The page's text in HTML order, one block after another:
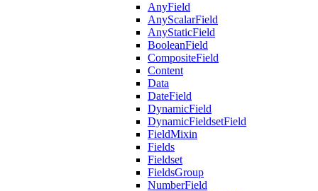
AnyField
AnyScalarField
AnyStaticField
BooleanField
CompositeField
Content
Data
DateField
DynamicField
DynamicFieldsetField
FieldMixin
Fields
Fieldset
FieldsGroup
NumberField